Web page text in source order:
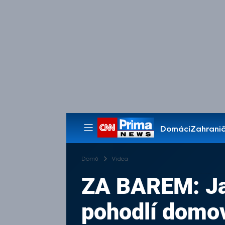
Domácí
Pořady
Domů Videa
ZA BAREM:
pohodlí